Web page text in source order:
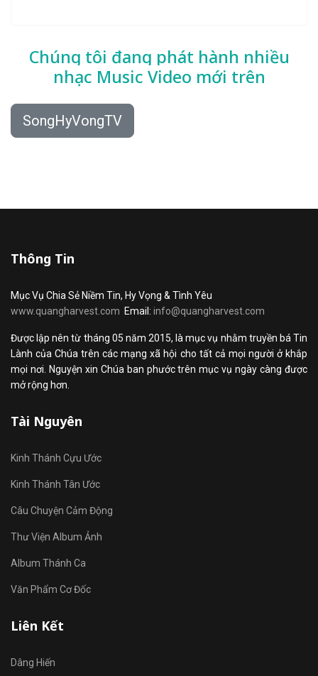
Chúng tôi đang phát hành nhiều
nhạc Music Video mới trên
SongHyVongTV
Thông Tin
Mục Vụ Chia Sẻ Niềm Tin, Hy Vọng & Tình Yêu
www.quangharvest.com Email: info@quangharvest.com
Được lập nên từ tháng 05 năm 2015, là mục vụ nhằm truyền bá Tin
Lành của Chúa trên các mạng xã hội cho tất cả mọi người ở khắp
mọi nơi. Nguyện xin Chúa ban phước trên mục vụ ngày càng được
mở rộng hơn.
Tài Nguyên
Kinh Thánh Cựu Ước
Kinh Thánh Tân Ước
Câu Chuyện Cảm Động
Thư Viện Album Ảnh
Album Thánh Ca
Văn Phẩm Cơ Đốc
Liên Kết
Dâng Hiến